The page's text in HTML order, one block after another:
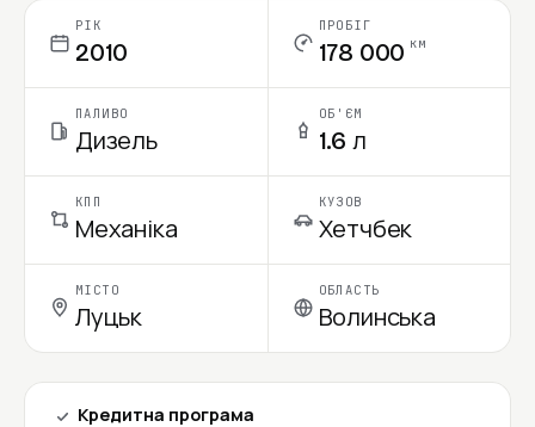
РІК
2010
ПРОБІГ
178 000 км
ПАЛИВО
Дизель
ОБ'ЄМ
1.6 л
КПП
Механіка
КУЗОВ
Хетчбек
МІСТО
Луцьк
ОБЛАСТЬ
Волинська
Кредитна програма